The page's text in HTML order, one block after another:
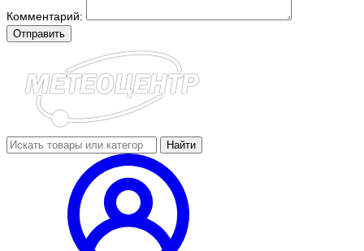
Комментарий:
Отправить
Найти